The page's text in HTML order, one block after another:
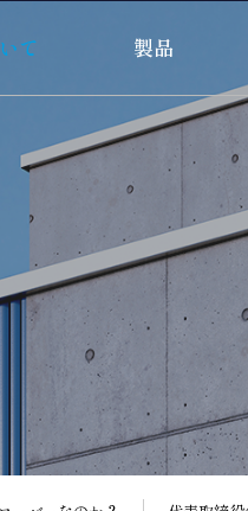
て 製品